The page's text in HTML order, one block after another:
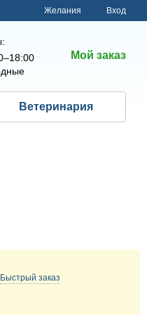
Желания Вход
Мой заказ
Ветеринария
Быстрый заказ